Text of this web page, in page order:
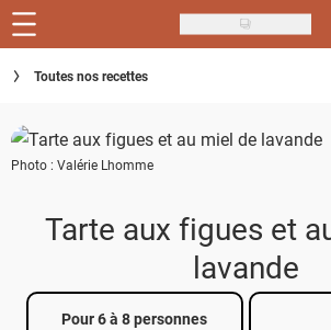
Skip
to
main
Recettes
Inspirations
Conseils
Menu de la semaine
Téléchargez l'app Saveurs Recettes
Toutes nos recettes
Photo : Valérie Lhomme
Tarte aux figues et
lavande
Pour 6 à 8 personnes